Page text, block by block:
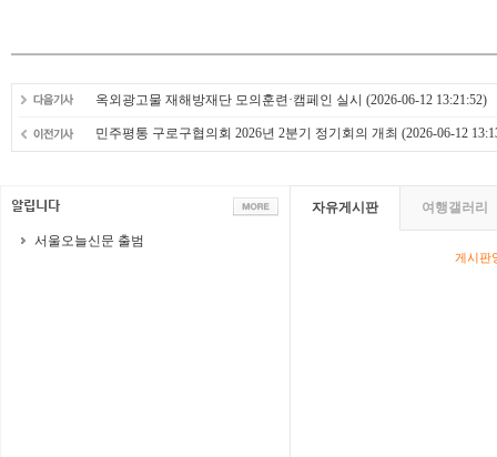
옥외광고물 재해방재단 모의훈련·캠페인 실시 (2026-06-12 13:21:52)
민주평통 구로구협의회 2026년 2분기 정기회의 개최 (2026-06-12
서울오늘신문 출범
자유게시판 여행갤러리
게시판